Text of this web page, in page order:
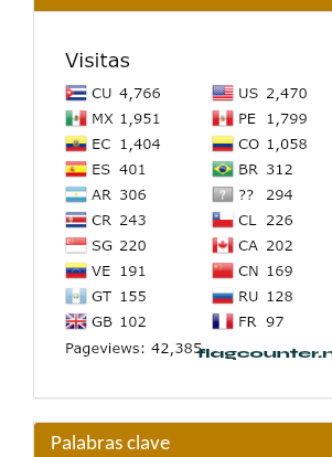
Palabras clave